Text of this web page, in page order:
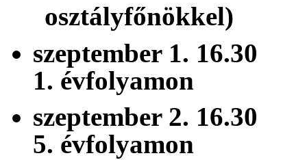
osztályfőnökkel)
szeptember 1.
1. évfolyamon
szeptember 2.
5. évfolyamon